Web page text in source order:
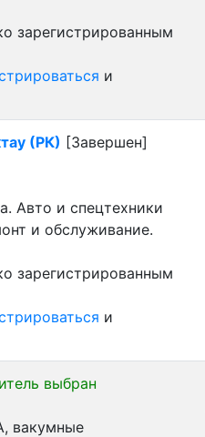
зарегистрированным
и
(РК) [Завершен]
Авто и спецтехники
и обслуживание.
зарегистрированным
и
выбран
вакумные